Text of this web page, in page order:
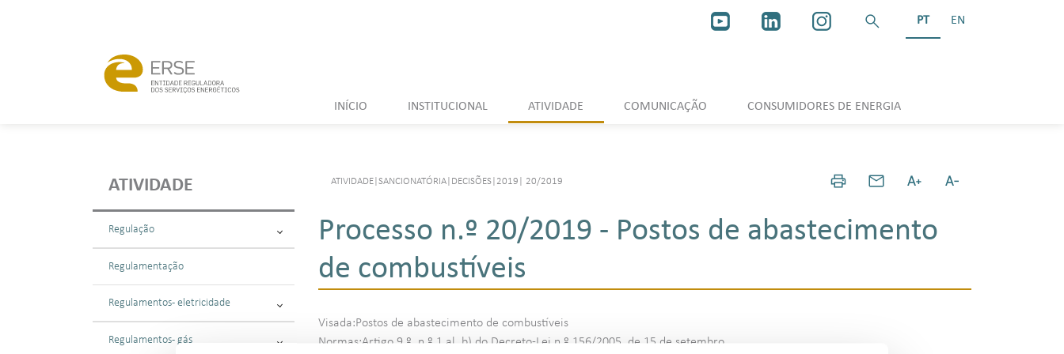
PT EN
INÍCIO INSTITUCIONAL ATIVIDADE COMUNICAÇÃO CONSUMIDORES DE ENERGIA
ATIVIDADE
Regulação
Regulamentação
Regulamentos - eletricidade
Regulamentos - gás
ATIVIDADE SANCIONATÓRIA DECISÕES 2019 20/2019
Processo n.º 20/2019 - Postos de abastecimento
de combustíveis
Visada:Postos de abastecimento de combustíveis
Normas:Artigo 9 º, n.º 1 al. b) do Decreto-Lei n.º 156/2005, de 15 de setembro.